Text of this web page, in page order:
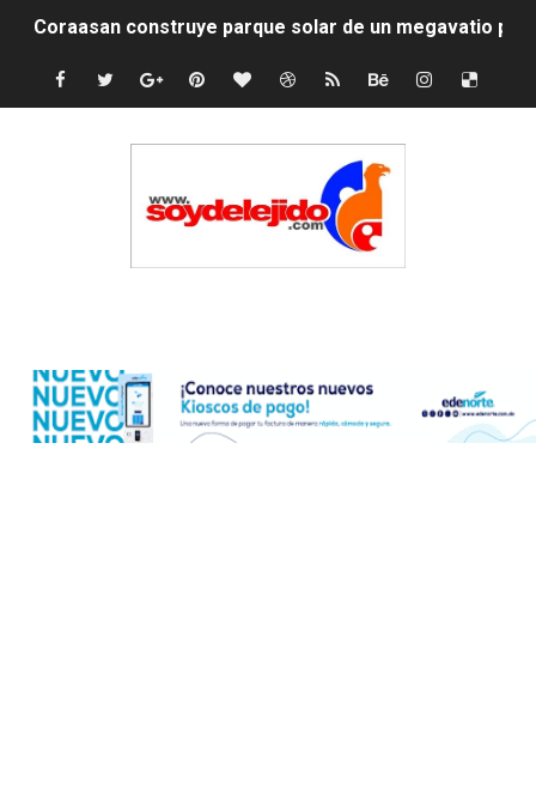
Irán apuesta por resistencia en disputa con Estados
Precio del dólar hoy viernes 7 de agosto de 2026
Un derrumbe en el centro de Cuba deja dos personas
Condenan a dos 'streamers' franceses por torturar
La nube sahariana número 14 se ha alejado de
Tasa del dólar jueves 06 de agosto de 2026